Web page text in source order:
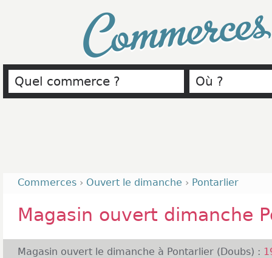
Commerces › Ouvert le dimanche › Pontarlier
Magasin ouvert dimanche
Magasin ouvert le dimanche à Pontarlier (Doubs) :